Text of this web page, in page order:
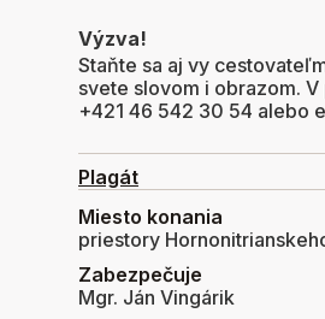
Výzva!
Staňte sa aj vy
svete slovom i obrazom.
+421 46 542 30 54 alebo
Plagát
Miesto konania
priestory
Zabezpečuje
Mgr. Ján Vingárik